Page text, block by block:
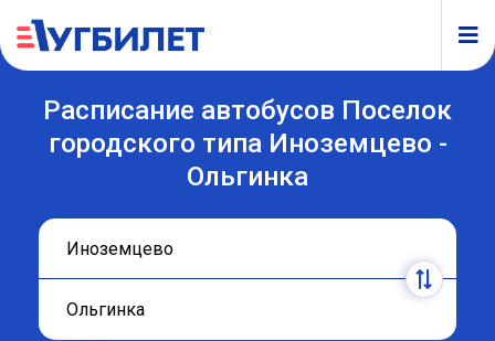
Расписание автобусов Поселок
городского типа Иноземцево -
Ольгинка